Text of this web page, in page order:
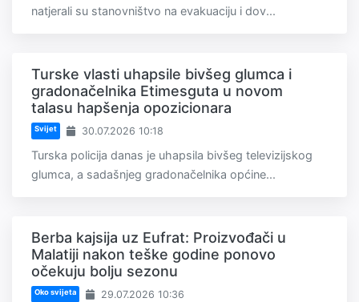
natjerali su stanovništvo na evakuaciju i dov...
Turske vlasti uhapsile bivšeg glumca i
gradonačelnika Etimesguta u novom
talasu hapšenja opozicionara
Svijet 30.07.2026 10:18
Turska policija danas je uhapsila bivšeg televizijskog
glumca, a sadašnjeg gradonačelnika općine...
Berba kajsija uz Eufrat: Proizvođači u
Malatiji nakon teške godine ponovo
očekuju bolju sezonu
Oko svijeta 29.07.2026 10:36